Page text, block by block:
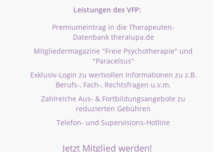
Leistungen des VFP:
Premiumeintrag in die Therapeuten-
Datenbank theralupa.de
Mitgliedermagazine "Freie Psychotherapie" und
"Paracelsus"
Exklusiv-Login zu wertvollen Informationen zu z.B.
Berufs-, Fach-, Rechtsfragen u.v.m.
Zahlreiche Aus- & Fortbildungsangebote zu
reduzierten Gebühren
Telefon- und Supervisions-Hotline
Jetzt Mitglied werden!